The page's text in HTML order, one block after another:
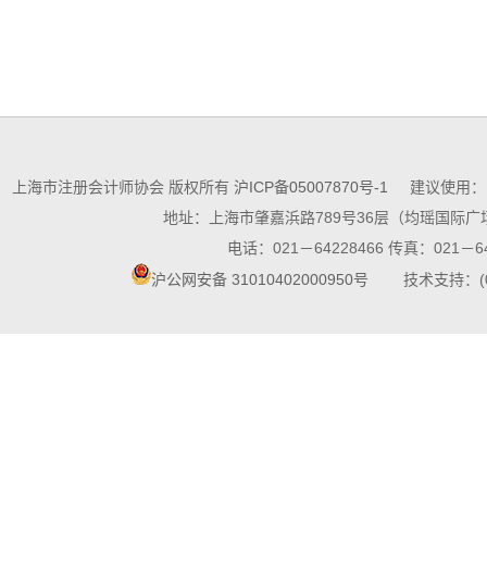
上海市注册会计师协会 版权所有 沪ICP备05007870号-1
建议使用：
地址：上海市肇嘉浜路789号36层（均瑶国际广
电话：021－64228466 传真：021－
沪公网安备 31010402000950号 技术支持：